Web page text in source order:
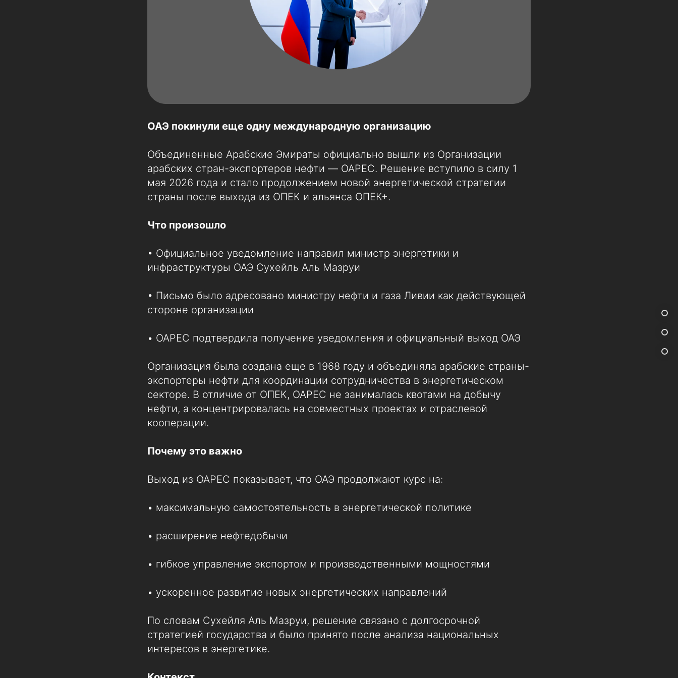
ОАЭ покинули еще одну международную организацию
Объединенные Арабские Эмираты официально вышли из Организации
арабских стран-экспортеров нефти — OAPEC. Решение вступило в силу 1
мая 2026 года и стало продолжением новой энергетической стратегии
страны после выхода из ОПЕК и альянса ОПЕК+.
Что произошло
• Официальное уведомление направил министр энергетики и
инфраструктуры ОАЭ Сухейль Аль Мазруи
• Письмо было адресовано министру нефти и газа Ливии как действующей
стороне организации
• OAPEC подтвердила получение уведомления и официальный выход ОАЭ
Организация была создана еще в 1968 году и объединяла арабские страны-
экспортеры нефти для координации сотрудничества в энергетическом
секторе. В отличие от ОПЕК, OAPEC не занималась квотами на добычу
нефти, а концентрировалась на совместных проектах и отраслевой
кооперации.
Почему это важно
Выход из OAPEC показывает, что ОАЭ продолжают курс на:
• максимальную самостоятельность в энергетической политике
• расширение нефтедобычи
• гибкое управление экспортом и производственными мощностями
• ускоренное развитие новых энергетических направлений
По словам Сухейля Аль Мазруи, решение связано с долгосрочной
стратегией государства и было принято после анализа национальных
интересов в энергетике.